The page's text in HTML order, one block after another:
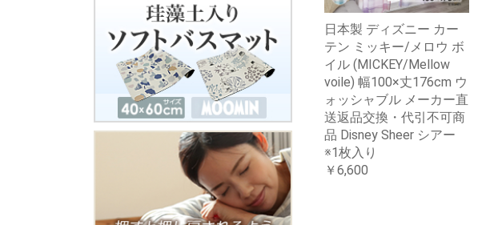
日本製 ディズニー カー
テン ミッキー/メロウ ボ
イル (MICKEY/Mellow
voile) 幅100×丈176cm ウ
ォッシャブル メーカー直
送返品交換・代引不可商
品 Disney Sheer シアー
※1枚入り
￥6,600